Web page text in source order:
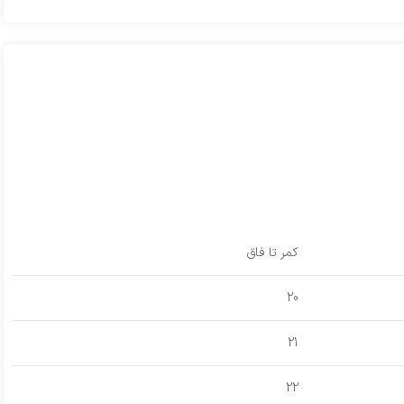
کمر تا فاق
20
21
22